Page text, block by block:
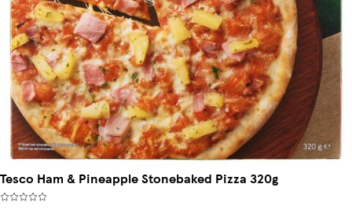
Tesco Ham & Pineapple Stonebaked Pizza 320g